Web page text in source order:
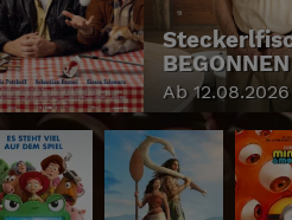
BEGONNEN
Ab